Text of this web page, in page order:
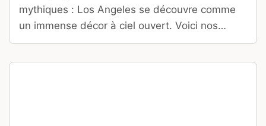
mythiques : Los Angeles se découvre comme
un immense décor à ciel ouvert. Voici nos
conseils …